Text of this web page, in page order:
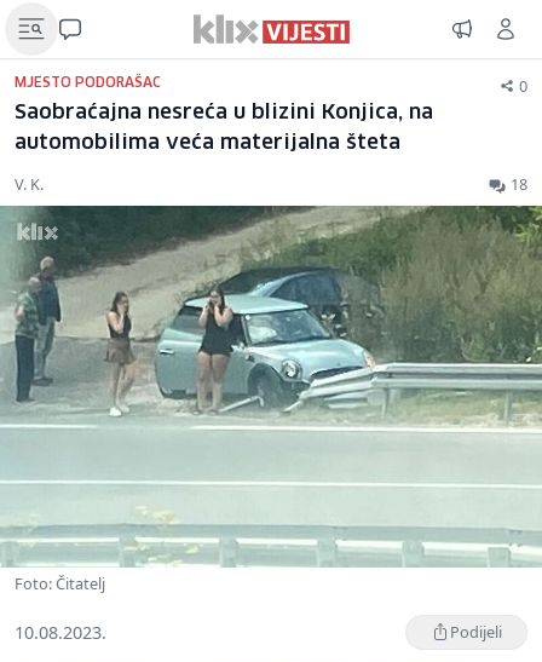
MJESTO PODORAŠAC 0
Saobraćajna nesreća u blizini Konjica, na
automobilima veća materijalna šteta
V. K. 18
Foto: Čitatelj
10.08.2023. Podijeli